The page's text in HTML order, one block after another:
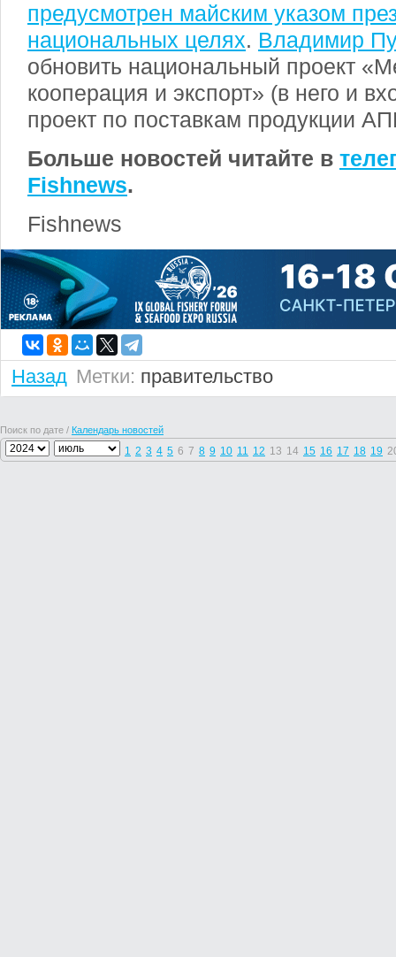
предусмотрен майским указом
национальных целях. Владимир
обновить национальный проект
кооперация и экспорт» (в него и
проект по поставкам продукции
Больше новостей читайте в
Fishnews.
Fishnews
Назад Метки: правительство
Поиск по дате / Календарь новостей
1 2 3 4 5 6 7 8 9 10 11 12 13 14 15 16 17 18 19